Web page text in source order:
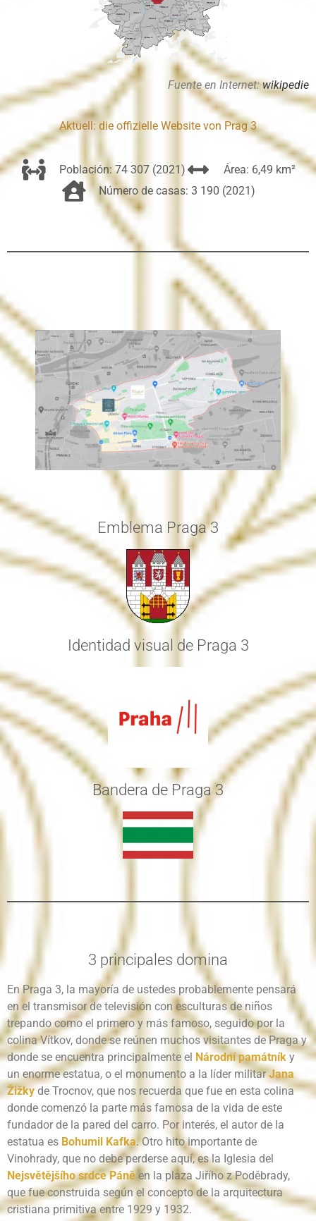
Fuente en Internet:wikipedie
Aktuell: die offizielle Website von Prag 3
Población: 74 307 (2021)
Área: 6,49 km²
Número de casas: 3 190 (2021)
Emblema Praga 3
Identidad visual de Praga 3
Bandera de Praga 3
3 principales domina
En Praga 3, la mayoría de ustedes probablemente pensará
en el transmisor de televisión con esculturas de niños
trepando como el primero y más famoso, seguido por la
colina Vítkov, donde se reúnen muchos visitantes de Praga y
donde se encuentra principalmente el Národní památník y
un enorme estatua, o el monumento a la líder militarJana
Žižky de Trocnov, que nos recuerda que fue en esta colina
donde comenzó la parte más famosa de la vida de este
fundador de la pared del carro. Por interés, el autor de la
estatua es Bohumil Kafka.Otro hito importante de
Vinohrady, que no debe perderse aquí, es la Iglesia del
Nejsvětějšího srdce Páně en la plaza Jiřího z Poděbrady,
que fue construida según el concepto de la arquitectura
cristiana primitiva entre 1929 y 1932.